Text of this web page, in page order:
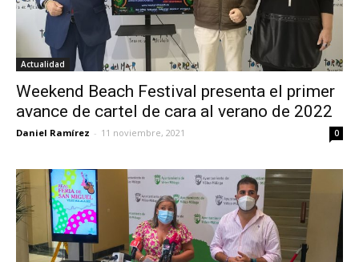
Actualidad
Weekend Beach Festival presenta el primer
avance de cartel de cara al verano de 2022
Daniel Ramírez - 11 noviembre, 2021 0